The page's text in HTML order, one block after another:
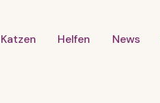
Katzen Helfen News